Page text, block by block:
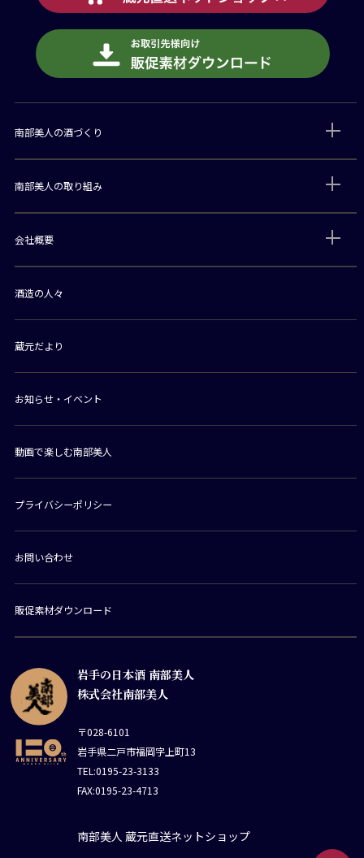
岩手の日本酒 南部美人
株式会社南部美人
〒028-6101
岩手県二戸市福岡字上町13
TEL:0195-23-3133
FAX:0195-23-4713
南部美人 蔵元直送ネットショップ
南部美人の酒づくり
南部美人の取り組み
会社概要
酒造の人々
蔵元だより
お知らせ・イベント
動画で楽しむ南部美人
プライバシーポリシー
お問い合わせ
販促素材ダウンロード